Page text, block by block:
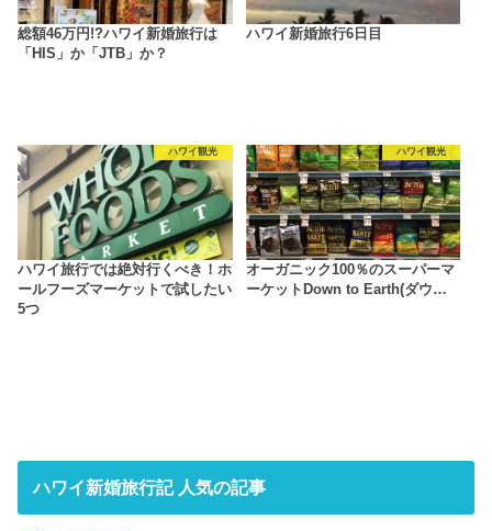
総額46万円!?ハワイ新婚旅行は
「HIS」か「JTB」か？
ハワイ新婚旅行6日目
ハワイ観光
ハワイ旅行では絶対行くべき！ホ
ールフーズマーケットで試したい
5つ
ハワイ観光
オーガニック100％のスーパーマ
ーケットDown to Earth(ダウ…
ハワイ新婚旅行記 人気の記事